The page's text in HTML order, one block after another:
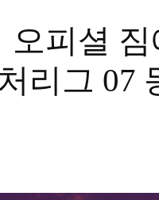
피셜 짐
리그 07